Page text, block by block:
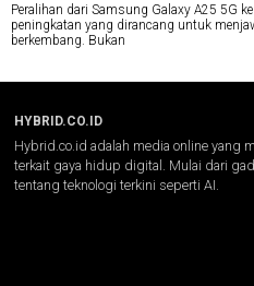
Peralihan dari Samsung Galaxy A25 5G
peningkatan yang dirancang untuk
berkembang. Bukan
HYBRID.CO.ID
Hybrid.co.id adalah media online yang
terkait gaya hidup digital. Mulai dari
tentang teknologi terkini seperti AI.